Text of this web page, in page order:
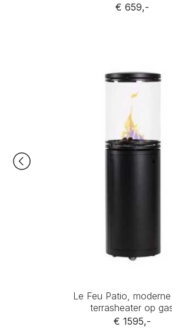
€ 659,-
Le Feu Patio,
terrasheater op
€ 1595,-